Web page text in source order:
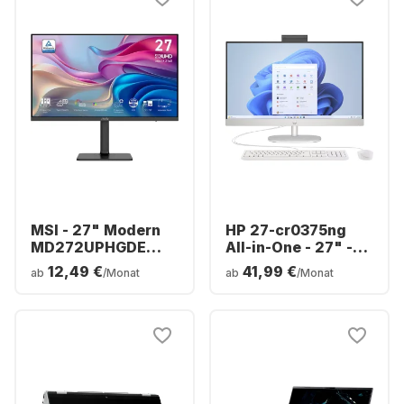
(QWERTZ)
MSI - 27" Modern
MD272UPHGDE
(27") 9S6-3PB19H-
271
ab 12,49 €/Monat
HP 27-cr0375ng
All-in-One - 27" -
AMD Ryzen™ 7
7730U - 16 GB - 1 TB
ab 41,99 €/Monat